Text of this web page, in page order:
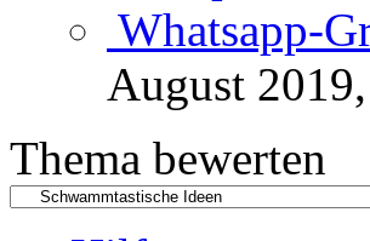
Whatsapp-
August
Thema bewerten